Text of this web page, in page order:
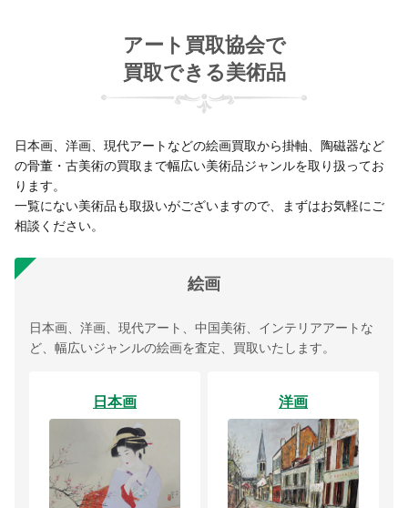
アート買取協会で
買取できる美術品
日本画、洋画、現代アートなどの絵画買取から掛軸、陶磁器など
の骨董・古美術の買取まで幅広い美術品ジャンルを取り扱ってお
ります。
一覧にない美術品も取扱いがございますので、まずはお気軽にご
相談ください。
絵画
日本画、洋画、現代アート、中国美術、インテリアアートな
ど、幅広いジャンルの絵画を査定、買取いたします。
日本画 洋画